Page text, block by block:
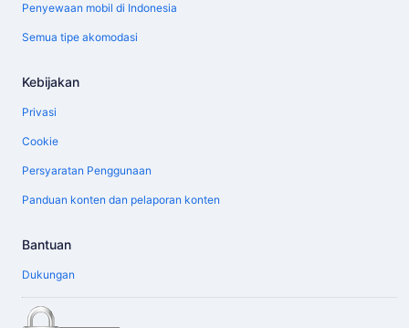
Penyewaan mobil di Indonesia
Semua tipe akomodasi
Kebijakan
Privasi
Cookie
Persyaratan Penggunaan
Panduan konten dan pelaporan konten
Bantuan
Dukungan